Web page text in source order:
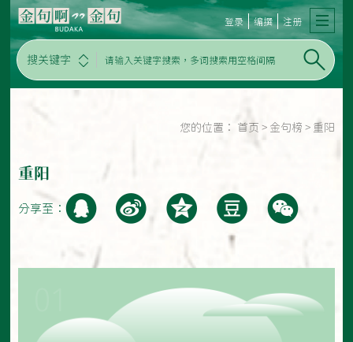
搜关键字
登录 编撰 注册
您的位置： 首页 > 金句榜 > 重阳
重阳
分享至：